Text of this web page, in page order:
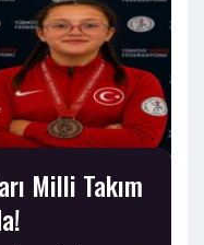
Milli Takım